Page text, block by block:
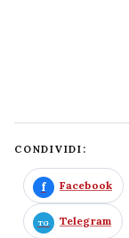
CONDIVIDI:
Facebook
Telegram